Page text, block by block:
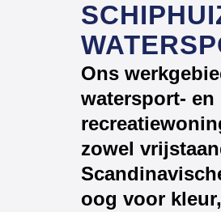
Ons
watersport-
zowel
oog voor